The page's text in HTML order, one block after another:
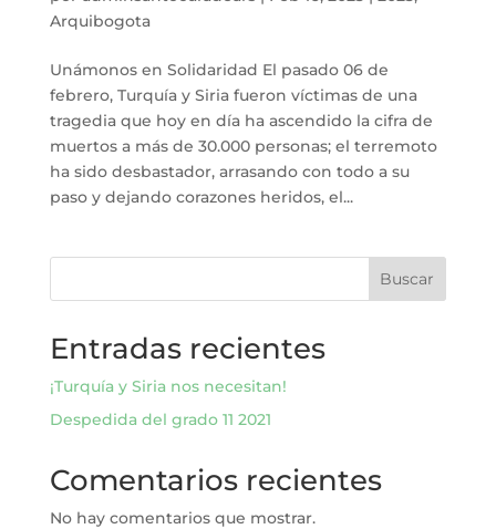
Arquibogota
Unámonos en Solidaridad El pasado 06 de
febrero, Turquía y Siria fueron víctimas de una
tragedia que hoy en día ha ascendido la cifra de
muertos a más de 30.000 personas; el terremoto
ha sido desbastador, arrasando con todo a su
paso y dejando corazones heridos, el...
Buscar
Entradas recientes
¡Turquía y Siria nos necesitan!
Despedida del grado 11 2021
Comentarios recientes
No hay comentarios que mostrar.